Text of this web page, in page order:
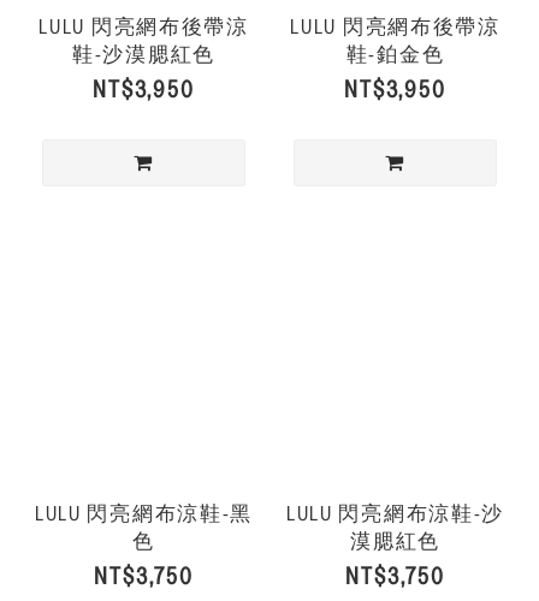
LULU 閃亮網布後帶涼
鞋-沙漠腮紅色
NT$3,950
LULU 閃亮網布後帶涼
鞋-鉑金色
NT$3,950
LULU 閃亮網布涼鞋-黑
色
NT$3,750
LULU 閃亮網布涼鞋-沙
漠腮紅色
NT$3,750